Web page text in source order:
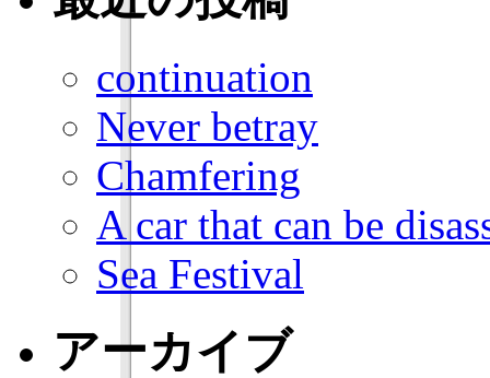
continuation
Never betray
Chamfering
A car that can be
Sea Festival
アーカイブ